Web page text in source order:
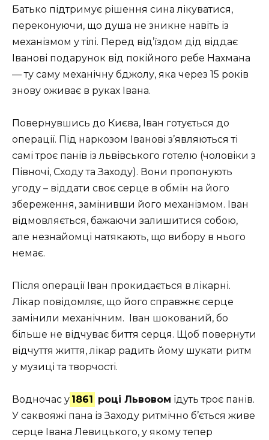
Батько підтримує рішення сина лікуватися,
переконуючи, що душа не зникне навіть із
механізмом у тілі. Перед від’їздом дід віддає
Іванові подарунок від покійного ребе Нахмана
— ту саму механічну бджолу, яка через 15 років
знову оживає в руках Івана.
Повернувшись до Києва, Іван готується до
операції. Під наркозом Іванові з’являються ті
самі троє панів із львівського готелю (чоловіки з
Півночі, Сходу та Заходу). Вони пропонують
угоду – віддати своє серце в обмін на його
збереження, замінивши його механізмом. Іван
відмовляється, бажаючи залишитися собою,
але незнайомці натякають, що вибору в нього
немає.
Після операції Іван прокидається в лікарні.
Лікар повідомляє, що його справжнє серце
замінили механічним. Іван шокований, бо
більше не відчуває биття серця. Щоб повернути
відчуття життя, лікар радить йому шукати ритм
у музиці та творчості.
Водночас у 1861 році Львовом їдуть троє панів.
У саквояжі пана із Заходу ритмічно б’ється живе
серце Івана Левицького, у якому тепер